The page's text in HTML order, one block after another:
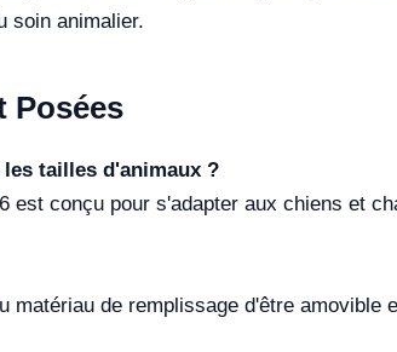
soin animalier.
Posées
tailles d'animaux ?
est conçu pour s'adapter aux chiens et
matériau de remplissage d'être